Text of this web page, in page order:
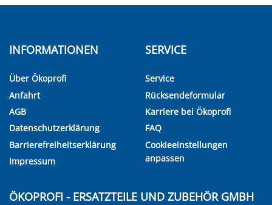
INFORMATIONEN
Über Ökoprofi
Anfahrt
AGB
Datenschutzerklärung
Barrierefreiheitserklärung
Impressum
SERVICE
Service
Rücksendeformular
Karriere bei Ökoprofi
FAQ
Cookieeinstellungen
anpassen
ÖKOPROFI - ERSATZTEILE UND ZUBEHÖR GMBH